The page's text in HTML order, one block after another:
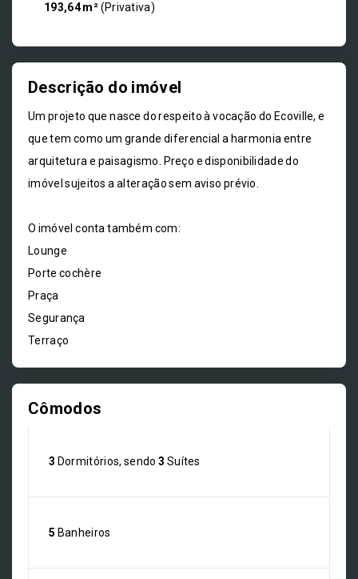
193,64 m²(Privativa)
Descrição do imóvel
Um projeto que nasce do respeito à vocação do Ecoville, e
que tem como um grande diferencial a harmonia entre
arquitetura e paisagismo. Preço e disponibilidade do
imóvel sujeitos a alteração sem aviso prévio.
O imóvel conta também com:
Lounge
Porte cochère
Praça
Segurança
Terraço
Cômodos
3 Dormitórios, sendo3 Suítes
5 Banheiros